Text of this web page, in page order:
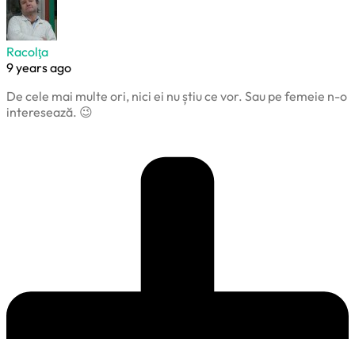
Racolţa
9 years ago
De cele mai multe ori, nici ei nu știu ce vor. Sau pe femeie n-o
interesează. 😉